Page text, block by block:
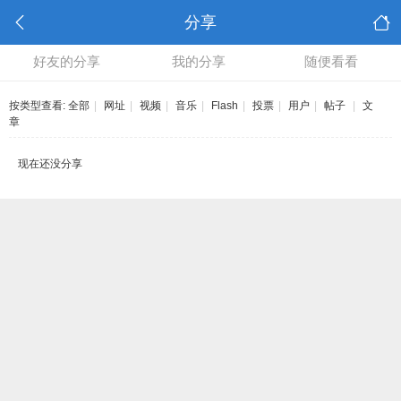
分享
好友的分享 我的分享 随便看看
按类型查看: 全部 网址 视频 音乐 Flash 投票 用户 帖子
文
章
现在还没分享